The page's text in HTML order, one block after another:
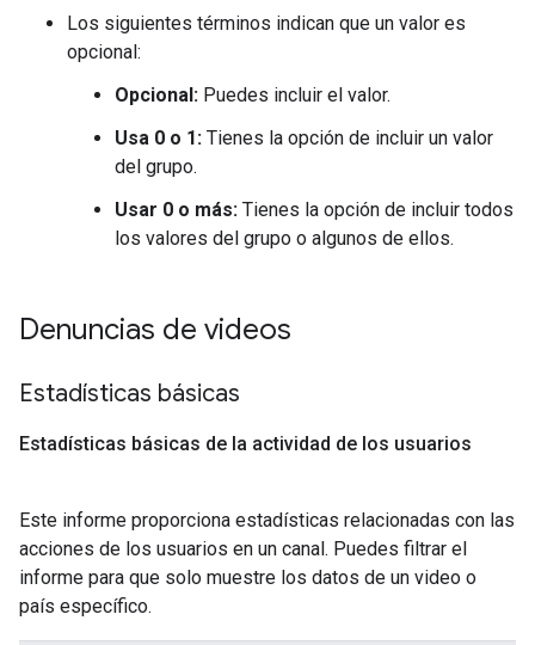
Los siguientes términos indican que un valor es
opcional:
Opcional: Puedes incluir el valor.
Usa 0 o 1: Tienes la opción de incluir un valor
del grupo.
Usar 0 o más: Tienes la opción de incluir todos
los valores del grupo o algunos de ellos.
Denuncias de videos
Estadísticas básicas
Estadísticas básicas de la actividad de los usuarios
Este informe proporciona estadísticas relacionadas con las
acciones de los usuarios en un canal. Puedes filtrar el
informe para que solo muestre los datos de un video o
país específico.